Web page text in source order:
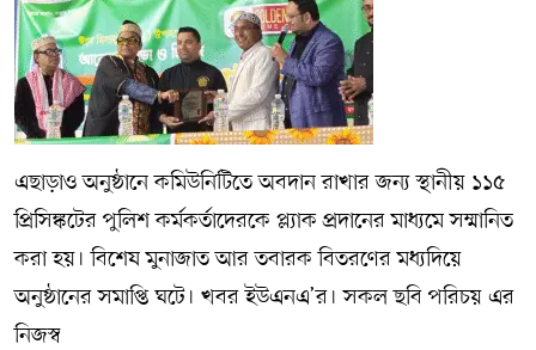
এছাড়াও অনুষ্ঠানে কমিউনিটিতে অবদান রাখার জন্য স্থানীয় ১১৫
প্রিসিঙ্কটের পুলিশ কর্মকর্তাদেরকে প্ল্যাক প্রদানের মাধ্যমে সম্মানিত
করা হয়। বিশেষ মুনাজাত আর তবারক বিতরণের মধ্যদিয়ে
অনুষ্ঠানের সমাপ্তি ঘটে। খবর ইউএনএ’র। সকল ছবি পরিচয় এর
নিজস্ব